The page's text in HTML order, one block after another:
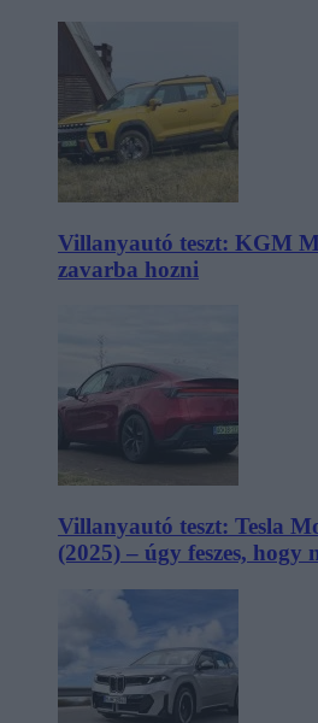
Villanyautó teszt: KGM
zavarba hozni
Villanyautó teszt: Tesla
(2025) – úgy feszes, hogy